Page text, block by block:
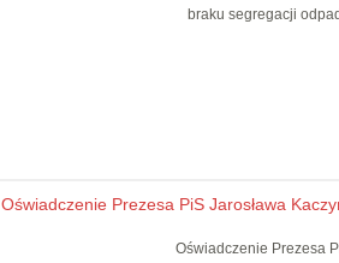
braku segregacji
Oświadczenie Prezesa PiS Jarosława
Oświadczenie Prezesa